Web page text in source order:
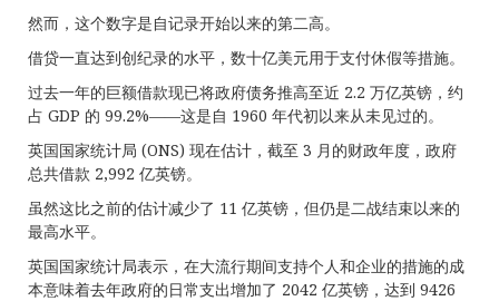
然而，这个数字是自记录开始以来的第二高。
借贷一直达到创纪录的水平，数十亿美元用于支付休假等措施。
过去一年的巨额借款现已将政府债务推高至近 2.2 万亿英镑，约
占 GDP 的 99.2%——这是自 1960 年代初以来从未见过的。
英国国家统计局 (ONS) 现在估计，截至 3 月的财政年度，政府
总共借款 2,992 亿英镑。
虽然这比之前的估计减少了 11 亿英镑，但仍是二战结束以来的
最高水平。
英国国家统计局表示，在大流行期间支持个人和企业的措施的成
本意味着去年政府的日常支出增加了 2042 亿英镑，达到 9426